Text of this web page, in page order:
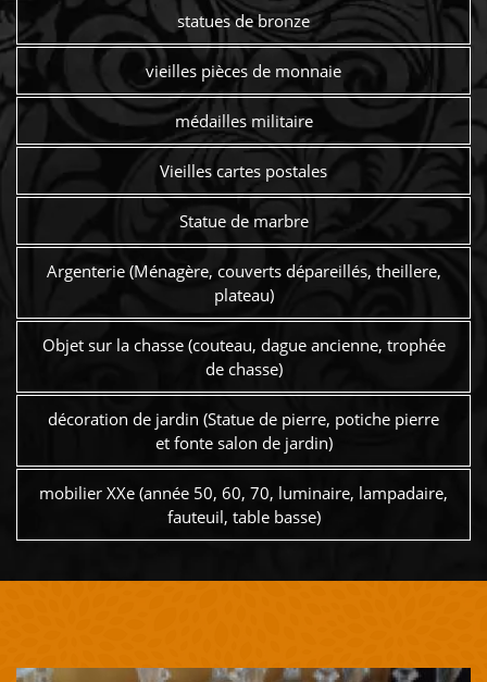
statues de bronze
vieilles pièces de monnaie
médailles militaire
Vieilles cartes postales
Statue de marbre
Argenterie (Ménagère, couverts dépareillés, theillere,
plateau)
Objet sur la chasse (couteau, dague ancienne, trophée
de chasse)
décoration de jardin (Statue de pierre, potiche pierre
et fonte salon de jardin)
mobilier XXe (année 50, 60, 70, luminaire, lampadaire,
fauteuil, table basse)